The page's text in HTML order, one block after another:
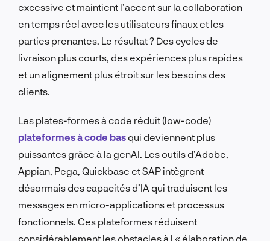
excessive et maintient l’accent sur la collaboration
en temps réel avec les utilisateurs finaux et les
parties prenantes. Le résultat ? Des cycles de
livraison plus courts, des expériences plus rapides
et un alignement plus étroit sur les besoins des
clients.
Les plates-formes à code réduit (low-code)
plateformes à code bas qui deviennent plus
puissantes grâce à la genAI. Les outils d’Adobe,
Appian, Pega, Quickbase et SAP intègrent
désormais des capacités d’IA qui traduisent les
messages en micro-applications et processus
fonctionnels. Ces plateformes réduisent
considérablement les obstacles à l « élaboration de